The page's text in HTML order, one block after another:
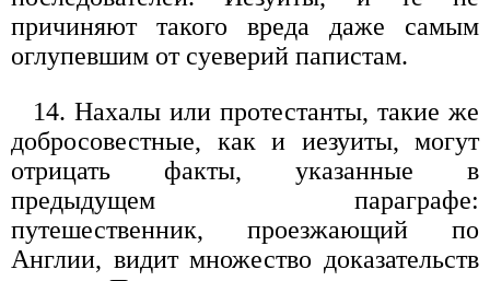
причиняют такого вреда даже самым
оглупевшим от суеверий папистам.
14. Нахалы или протестанты, такие же
добросовестные, как и иезуиты, могут
отрицать факты, указанные в
предыдущем параграфе:
путешественник, проезжающий по
Англии, видит множество доказательств